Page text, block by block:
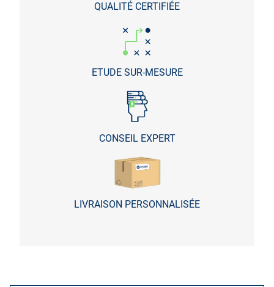
QUALITÉ CERTIFIÉE
ETUDE SUR-MESURE
CONSEIL EXPERT
LIVRAISON PERSONNALISÉE